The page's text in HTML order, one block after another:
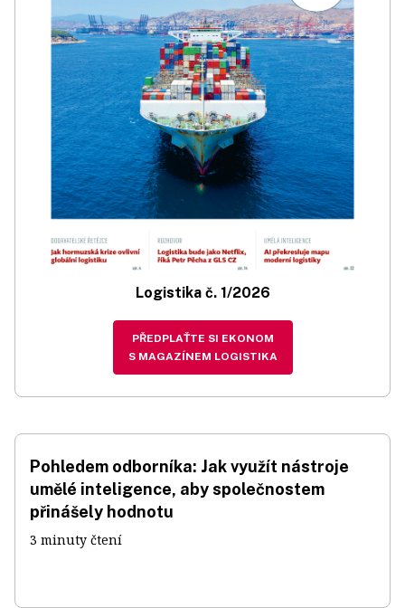
Logistika č. 1/2026
PŘEDPLAŤTE SI EKONOM
S MAGAZÍNEM LOGISTIKA
Pohledem odborníka: Jak využít nástroje
umělé inteligence, aby společnostem
přinášely hodnotu
3 minuty čtení